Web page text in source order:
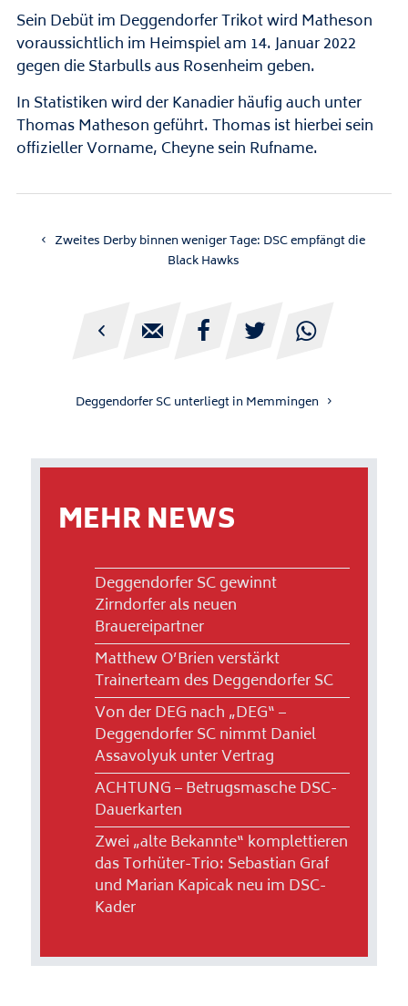
Sein Debüt im Deggendorfer Trikot wird Matheson
voraussichtlich im Heimspiel am 14. Januar 2022
gegen die Starbulls aus Rosenheim geben.
In Statistiken wird der Kanadier häufig auch unter
Thomas Matheson geführt. Thomas ist hierbei sein
offizieller Vorname, Cheyne sein Rufname.
Zweites Derby binnen weniger Tage: DSC empfängt die
Black Hawks
    
Deggendorfer SC unterliegt in Memmingen
MEHR NEWS
Deggendorfer SC gewinnt
Zirndorfer als neuen
Brauereipartner
Matthew O’Brien verstärkt
Trainerteam des Deggendorfer SC
Von der DEG nach „DEG“ –
Deggendorfer SC nimmt Daniel
Assavolyuk unter Vertrag
ACHTUNG – Betrugsmasche DSC-
Dauerkarten
Zwei „alte Bekannte“ komplettieren
das Torhüter-Trio: Sebastian Graf
und Marian Kapicak neu im DSC-
Kader